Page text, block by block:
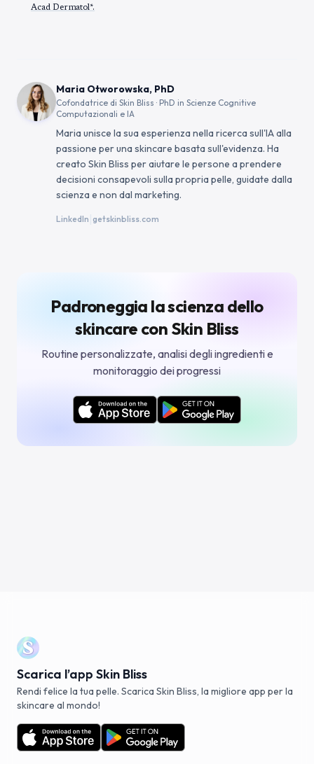
Acad Dermatol*.
Maria Otworowska, PhD
Cofondatrice di Skin Bliss · PhD in Scienze Cognitive
Computazionali e IA
Maria unisce la sua esperienza nella ricerca sull'IA alla
passione per una skincare basata sull'evidenza. Ha
creato Skin Bliss per aiutare le persone a prendere
decisioni consapevoli sulla propria pelle, guidate dalla
scienza e non dal marketing.
LinkedIn getskinbliss.com
Padroneggia la scienza dello
skincare con Skin Bliss
Routine personalizzate, analisi degli ingredienti e
monitoraggio dei progressi
Scarica l’app Skin Bliss
Rendi felice la tua pelle. Scarica Skin Bliss, la migliore app per la
skincare al mondo!